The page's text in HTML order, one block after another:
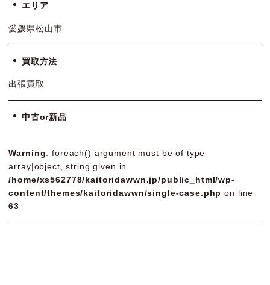
エリア
愛媛県松山市
買取方法
出張買取
中古or新品
Warning: foreach() argument must be of type
array|object, string given in
/home/xs562778/kaitoridawwn.jp/public_html/wp-
content/themes/kaitoridawwn/single-case.php on line
63